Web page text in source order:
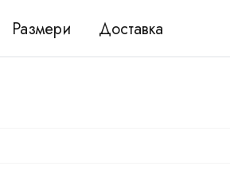
Размери Доставка